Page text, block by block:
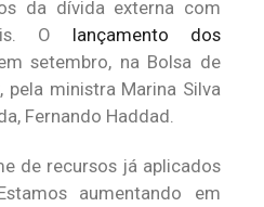
da dívida externa com
O lançamento dos
setembro, na Bolsa de
pela ministra Marina Silva
Fernando Haddad.
de recursos já aplicados
aumentando em